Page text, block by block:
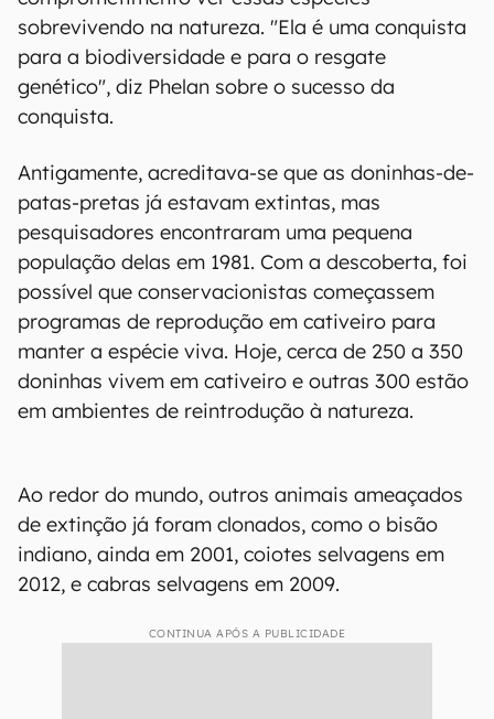
sobrevivendo na natureza. "Ela é uma conquista
para a biodiversidade e para o resgate
genético", diz Phelan sobre o sucesso da
conquista.
Antigamente, acreditava-se que as doninhas-de-
patas-pretas já estavam extintas, mas
pesquisadores encontraram uma pequena
população delas em 1981. Com a descoberta, foi
possível que conservacionistas começassem
programas de reprodução em cativeiro para
manter a espécie viva. Hoje, cerca de 250 a 350
doninhas vivem em cativeiro e outras 300 estão
em ambientes de reintrodução à natureza.
Ao redor do mundo, outros animais ameaçados
de extinção já foram clonados, como o bisão
indiano, ainda em 2001, coiotes selvagens em
2012, e cabras selvagens em 2009.
CONTINUA APÓS A PUBLICIDADE